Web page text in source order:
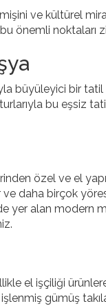
ve kültürel
önemli
büyüleyici bir
bu eşsiz
özel ve el
daha birçok
yer alan modern
el işçiliği
gümüş